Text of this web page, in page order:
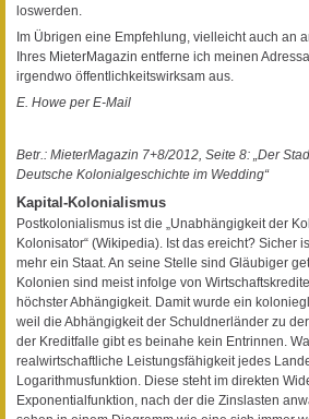
loswerden.
Im Übrigen eine Empfehlung, vielleicht auch an
Ihres MieterMagazin entferne ich meinen
irgendwo öffentlichkeitswirksam aus.
E. Howe per E-Mail
Betr.: MieterMagazin 7+8/2012, Seite 8: „Der
Deutsche Kolonialgeschichte im Wedding“
Kapital-Kolonialismus
Postkolonialismus ist die „Unabhängigkeit der
Kolonisator“ (Wikipedia). Ist das ereicht? Sicher
mehr ein Staat. An seine Stelle sind Gläubiger
Kolonien sind meist infolge von
höchster Abhängigkeit. Damit wurde ein
weil die Abhängigkeit der Schuldnerländer zu
der Kreditfalle gibt es beinahe kein Entrinnen.
realwirtschaftliche Leistungsfähigkeit jedes
Logarithmusfunktion. Diese steht im direkten
Exponentialfunktion, nach der die Zinslasten